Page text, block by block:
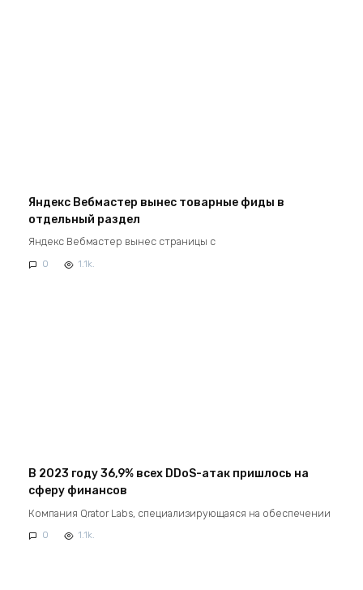
Яндекс Вебмастер вынес товарные фиды в
отдельный раздел
Яндекс Вебмастер вынес страницы с
0 1.1k.
В 2023 году 36,9% всех DDoS-атак пришлось на
сферу финансов
Компания Qrator Labs, специализирующаяся на обеспечении
0 1.1k.